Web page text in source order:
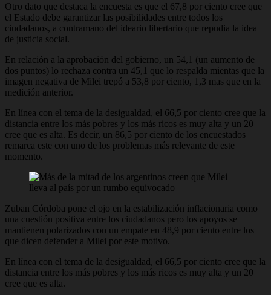
Otro dato que destaca la encuesta es que el 67,8 por ciento cree que
el Estado debe garantizar las posibilidades entre todos los
ciudadanos, a contramano del ideario libertario que repudia la idea
de justicia social.
En relación a la aprobación del gobierno, un 54,1 (un aumento de
dos puntos) lo rechaza contra un 45,1 que lo respalda mientas que la
imagen negativa de Milei trepó a 53,8 por ciento, 1,3 mas que en la
medición anterior.
En línea con el tema de la desigualdad, el 66,5 por ciento cree que la
distancia entre los más pobres y los más ricos es muy alta y un 20
cree que es alta. Es decir, un 86,5 por ciento de los encuestados
remarca este con uno de los problemas más relevante de este
momento.
Zuban Córdoba pone el ojo en la estabilización inflacionaria como
una cuestión positiva entre los ciudadanos pero los apoyos se
mantienen polarizados con un empate en 48,9 por ciento entre los
que dicen defender a Milei por este motivo.
En línea con el tema de la desigualdad, el 66,5 por ciento cree que la
distancia entre los más pobres y los más ricos es muy alta y un 20
cree que es alta.